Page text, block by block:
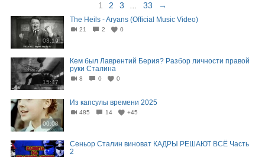
1 2 3 33 →
03:19
The Heils - Aryans (Official Music Video)
21 2 0
15:47
Кем был Лаврентий Берия? Разбор личности правой
руки Сталина
8 0 0
00:08
Из капсулы времени 2025
485 14 +45
Сеньор Сталин виноват КАДРЫ РЕШАЮТ ВСЁ Часть
2